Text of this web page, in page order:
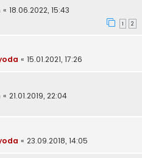
« 18.06.2022, 15:43
1 2
« 15.01.2021, 17:26
« 21.01.2019, 22:04
« 23.09.2018, 14:05